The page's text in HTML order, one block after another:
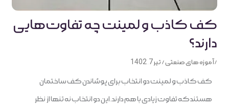
کف کاذب و لمینت چه تفاوت‌هایی
دارند؟
/آموزه های صنعتی/تیر 7, 1402
کف کاذب و لمینت دو انتخاب برای پوشاندن کف ساختمان
هستند که تفاوت زیادی با هم دارند. این دو انتخاب نه تنها از نظر